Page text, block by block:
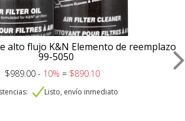
alto flujo K&N Elemento de reemplazo
99-5050
$989.00 - 10%= $890.10
Listo, envío inmediato